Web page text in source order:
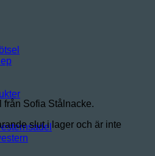
från Sofia Stålnacke.
slut i lager och är inte